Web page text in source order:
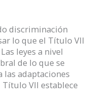
discriminación
lo que el Título VII
leyes a nivel
de lo que se
las adaptaciones
VII establece